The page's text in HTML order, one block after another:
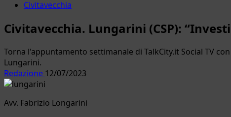
Civitavecchia
Civitavecchia. Lungarini (CSP):
Torna l'appuntamento settimanale di TalkCity.it Social TV
Lungarini.
Redazione 12/07/2023
Avv. Fabrizio Longarini